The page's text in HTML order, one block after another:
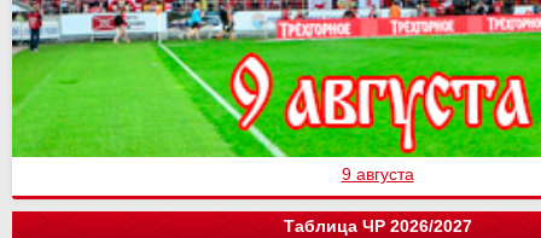
9 августа
Таблица ЧР 2026/2027